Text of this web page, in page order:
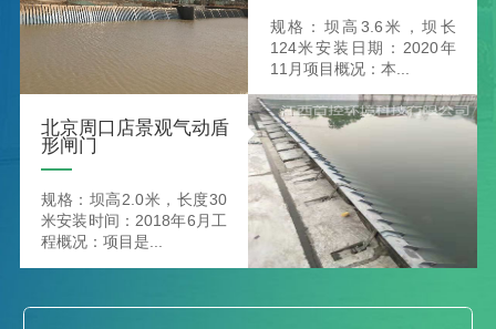
规格：坝高3.6米，坝长
124米安装日期：2020年
11月项目概况：本...
北京周口店景观气动盾
形闸门
规格：坝高2.0米，长度30
米安装时间：2018年6月工
程概况：项目是...